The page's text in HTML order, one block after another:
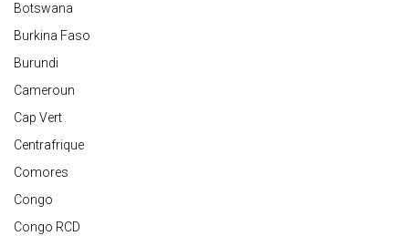
Botswana
Burkina Faso
Burundi
Cameroun
Cap Vert
Centrafrique
Comores
Congo
Congo RCD